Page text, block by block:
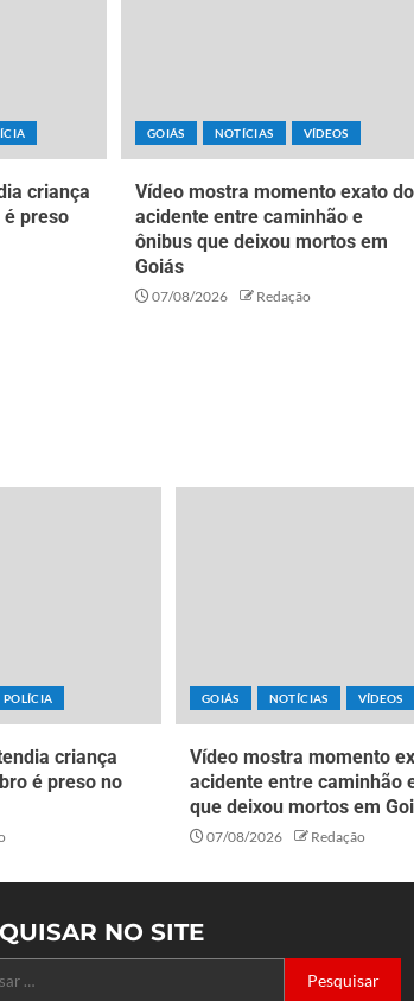
criança
preso
GOIÁS NOTÍCIAS VÍDEOS
Vídeo mostra momento exato do
acidente entre caminhão e
ônibus que deixou mortos em
Goiás
07/08/2026 Redação
POLÍCIA
criança
é preso no
GOIÁS NOTÍCIAS VÍDEOS
Vídeo mostra momento
acidente entre caminhão
que deixou mortos em
07/08/2026 Redação
NO SITE